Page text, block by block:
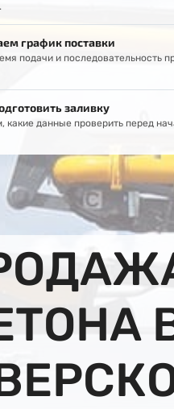
график поставки
подачи и последовательность
заливку
какие данные проверить перед